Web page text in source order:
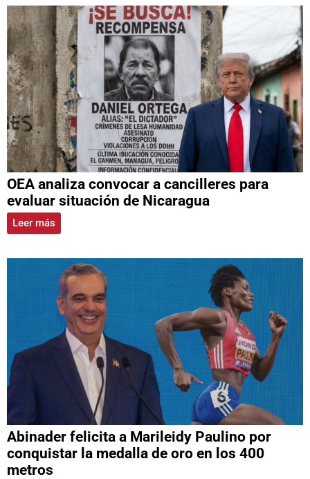
OEA analiza convocar a cancilleres para
evaluar situación de Nicaragua
Leer más
Abinader felicita a Marileidy Paulino por
conquistar la medalla de oro en los 400
metros